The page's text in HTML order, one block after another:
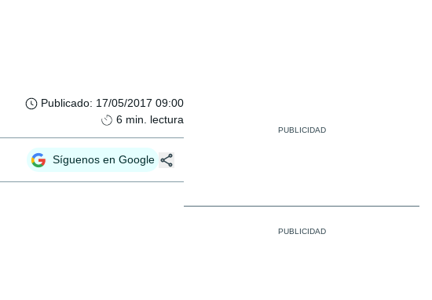
Publicado: 17/05/2017 09:00
6 min. lectura
Síguenos en Google